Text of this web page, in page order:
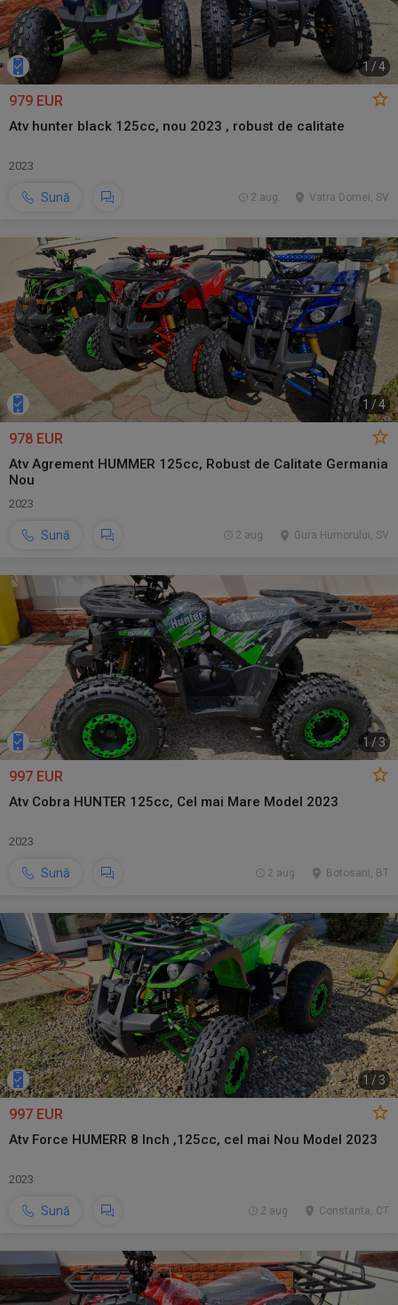
1 /4
979 EUR
Atv hunter black 125cc, nou 2023 , robust de calitate
2023
Sună Vatra Dornei, SV
2 aug.
1 /4
978 EUR
Atv Agrement HUMMER 125cc, Robust de Calitate Germania
Nou
2023
Sună Gura Humorului, SV
2 aug.
1 /3
997 EUR
Atv Cobra HUNTER 125cc, Cel mai Mare Model 2023
2023
Sună Botosani, BT
2 aug.
1 /3
997 EUR
Atv Force HUMERR 8 Inch ,125cc, cel mai Nou Model 2023
2023
Sună Constanta, CT
2 aug.